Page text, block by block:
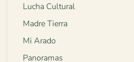
Lucha Cultural
Madre Tierra
Mi Arado
Panoramas